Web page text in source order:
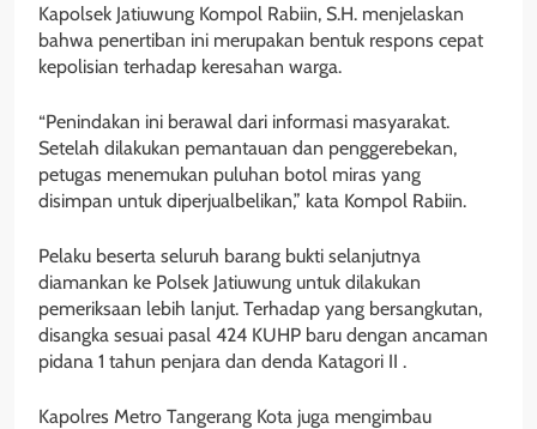
Kapolsek Jatiuwung Kompol Rabiin, S.H. menjelaskan
bahwa penertiban ini merupakan bentuk respons cepat
kepolisian terhadap keresahan warga.
“Penindakan ini berawal dari informasi masyarakat.
Setelah dilakukan pemantauan dan penggerebekan,
petugas menemukan puluhan botol miras yang
disimpan untuk diperjualbelikan,” kata Kompol Rabiin.
Pelaku beserta seluruh barang bukti selanjutnya
diamankan ke Polsek Jatiuwung untuk dilakukan
pemeriksaan lebih lanjut. Terhadap yang bersangkutan,
disangka sesuai pasal 424 KUHP baru dengan ancaman
pidana 1 tahun penjara dan denda Katagori II .
Kapolres Metro Tangerang Kota juga mengimbau